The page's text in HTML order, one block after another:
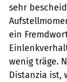
sehr
ein
wenig träge.
Distanzia ist,